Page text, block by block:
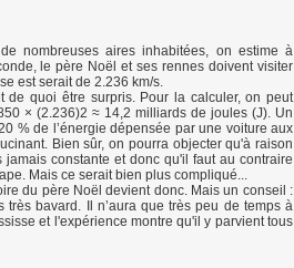
nombreuses aires inhabitées, on estime à
le père Noël et ses rennes doivent visiter
est serait de 2.236 km/s.
quoi être surpris. Pour la calculer, on peut
× (2.236)2 ≈ 14,2 milliards de joules (J). Un
% de l’énergie dépensée par une voiture aux
Bien sûr, on pourra objecter qu'à raison
constante et donc qu'il faut au contraire
Mais ce serait bien plus compliqué...
du père Noël devient donc. Mais un conseil :
bavard. Il n’aura que très peu de temps à
et l'expérience montre qu'il y parvient tous